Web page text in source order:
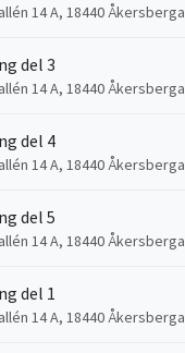
14 A, 18440 Åkersberga
del 3
14 A, 18440 Åkersberga
del 4
14 A, 18440 Åkersberga
del 5
14 A, 18440 Åkersberga
del 1
14 A, 18440 Åkersberga